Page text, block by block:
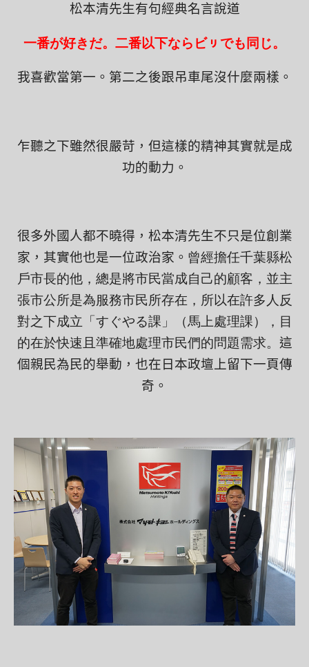
松本清先生有句經典名言說道
一番が好きだ。二番以下ならビㇼでも同じ。
我喜歡當第一。第二之後跟吊車尾沒什麼兩樣。
乍聽之下雖然很嚴苛，但這樣的精神其實就是成
功的動力。
很多外國人都不曉得，松本清先生不只是位創業
家，其實他也是一位政治家。 曾經擔任千葉縣松
戶市長的他，總是將市民當成自己的顧客，並主
張市公所是為服務市民所存在，所以在許多人反
對之下成立 「すぐやる課」（馬上處理課），目
的在於快速且準確地處理市民們的問題需求。 這
個親民為民的舉動，也在日本政壇上留下一頁傳
奇。